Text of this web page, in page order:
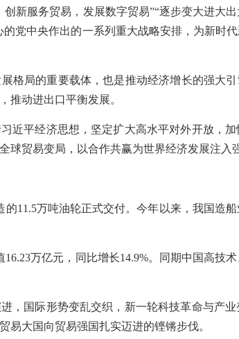
新服务贸易，发展数字贸易”“逐步变大进大
党中央作出的一系列重大战略安排，为新时
格局的重要载体，也是推动经济增长的强大
推动进出口平衡发展。
近平经济思想，坚定扩大高水平对外开放，
球贸易变局，以合作共赢为世界经济发展注入
11.5万吨油轮正式交付。今年以来，我国造
万亿元，同比增长14.9%。同期中国高技
，国际形势变乱交织，新一轮科技革命与产业
易大国向贸易强国扎实迈进的铿锵步伐。